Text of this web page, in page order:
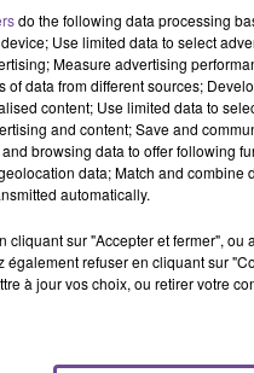
il y a seulement 5 ans.
du Limoges Handball
club."Cela fait voilà
nos besoins, de tout ce
fallait qu'on se réorganise
le lead sur tout ce groupe
on a aussi la
ne pouvait pas garder la
uniquement du sportif.
do the following data processing
Use limited data to select
Measure advertising
of data from different sources;
content; Use limited data to
and content; Save and
browsing data to offer following
data; Match and
automatically.
cliquant sur "Accepter et fermer",
également refuser en cliquant sur
à jour vos choix, ou retirer votre